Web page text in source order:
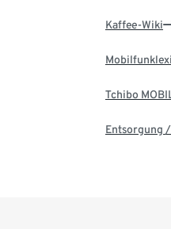
Kaffee-Wiki
Tchibo
Entsorgung